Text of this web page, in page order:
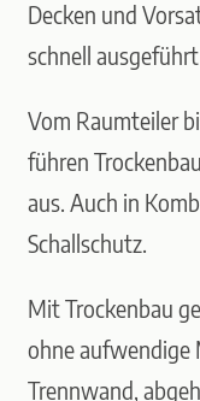
Decken und
schnell
Vom Raumteiler
führen
aus. Auch in
Schallschutz.
Mit Trockenbau
ohne aufwendige
Trennwand,